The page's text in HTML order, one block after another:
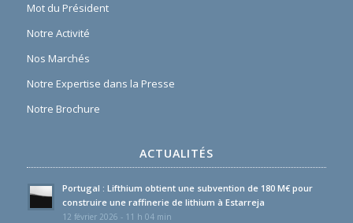
Mot du Président
Notre Activité
Nos Marchés
Notre Expertise dans la Presse
Notre Brochure
ACTUALITÉS
Portugal : Lifthium obtient une subvention de 180 M€ pour
construire une raffinerie de lithium à Estarreja
12 février 2026 - 11 h 04 min